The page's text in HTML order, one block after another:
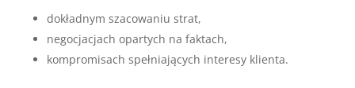
dokładnym szacowaniu strat,
negocjacjach opartych na faktach,
kompromisach spełniających interesy klienta.